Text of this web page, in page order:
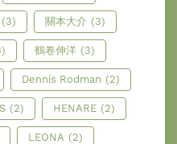
(3) 關本大介 (3)
鶴卷伸洋 (3)
Dennis Rodman (2)
(2) HENARE (2)
LEONA (2)